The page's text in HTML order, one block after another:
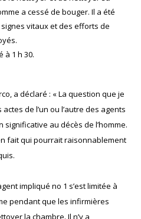
a cessé de bouger. Il a été
vitaux et des efforts de
à 1 h 30.
a déclaré : « La question que je
de l’un ou l’autre des agents
au décès de l’homme.
fait qui pourrait raisonnablement
impliqué no 1 s’est limitée à
pendant que les infirmières
la chambre. Il n’y a